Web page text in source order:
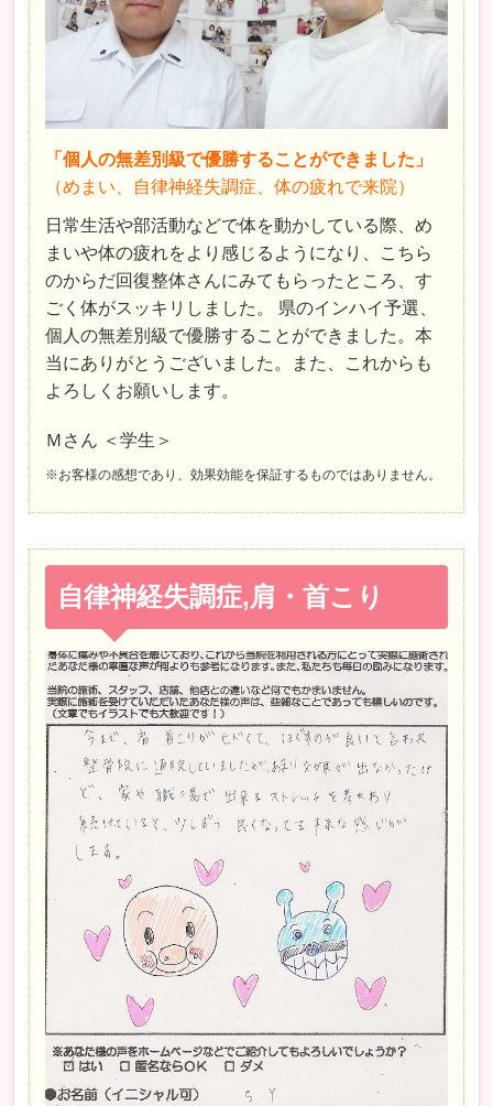
「個人の無差別級で優勝することができました」
（めまい、自律神経失調症、体の疲れで来院）
日常生活や部活動などで体を動かしている際、め
まいや体の疲れをより感じるようになり、こちら
のからだ回復整体さんにみてもらったところ、す
ごく体がスッキリしました。 県のインハイ予選、
個人の無差別級で優勝することができました。本
当にありがとうございました。また、これからも
よろしくお願いします。
Ｍさん ＜学生＞
※お客様の感想であり、効果効能を保証するものではありません。
自律神経失調症,肩・首こり